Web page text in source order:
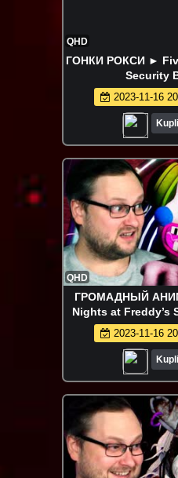
QHD
ГОНКИ РОКСИ ►
Security
2023-11-16
QHD
ГРОМАДНЫЙ
Nights at Freddy’s
2023-11-16